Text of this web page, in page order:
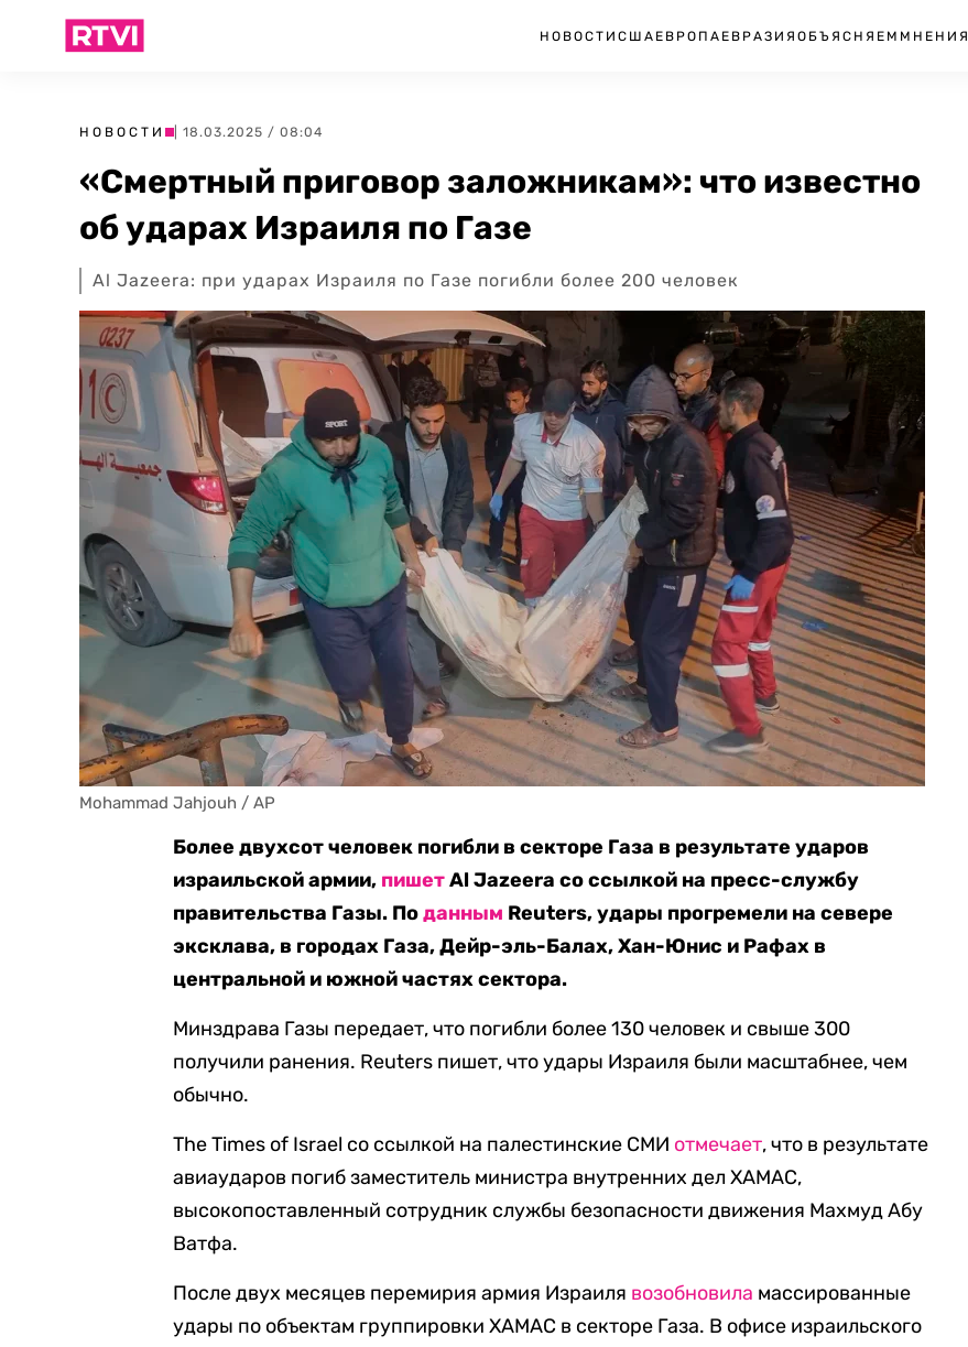
НОВОСТИ США ЕВРОПА ЕВРАЗИЯ ОБЪЯСНЯЕМ МНЕНИЯ
НОВОСТИ | 18.03.2025 / 08:04
«Смертный приговор заложникам»: что известно
об ударах Израиля по Газе
Al Jazeera: при ударах Израиля по Газе погибли более 200 человек
Mohammad Jahjouh / AP
Более двухсот человек погибли в cекторе Газа в результате ударов
израильской армии, пишетAl Jazeera со ссылкой на пресс-службу
правительства Газы. Поданным Reuters, удары прогремели на севере
эксклава, в городах Газа, Дейр-эль-Балах, Хан-Юнис и Рафах в
центральной и южной частях сектора.
Минздрава Газы передает, что погибли более 130 человек и свыше 300
получили ранения. Reuters пишет, что удары Израиля были масштабнее, чем
обычно.
The Times of Israel со ссылкой на палестинские СМИ отмечает, что в результате
авиаударов погиб заместитель министра внутренних дел ХАМАС,
высокопоставленный сотрудник службы безопасности движения Махмуд Абу
Ватфа.
После двух месяцев перемирия армия Израиля возобновила массированные
удары по объектам группировки ХАМАС в секторе Газа. В офисе израильского